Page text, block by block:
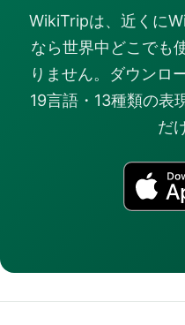
WikiTripは、近くに
なら世界中どこでも
りません。ダウンロ
19言語・13種類の表
だ